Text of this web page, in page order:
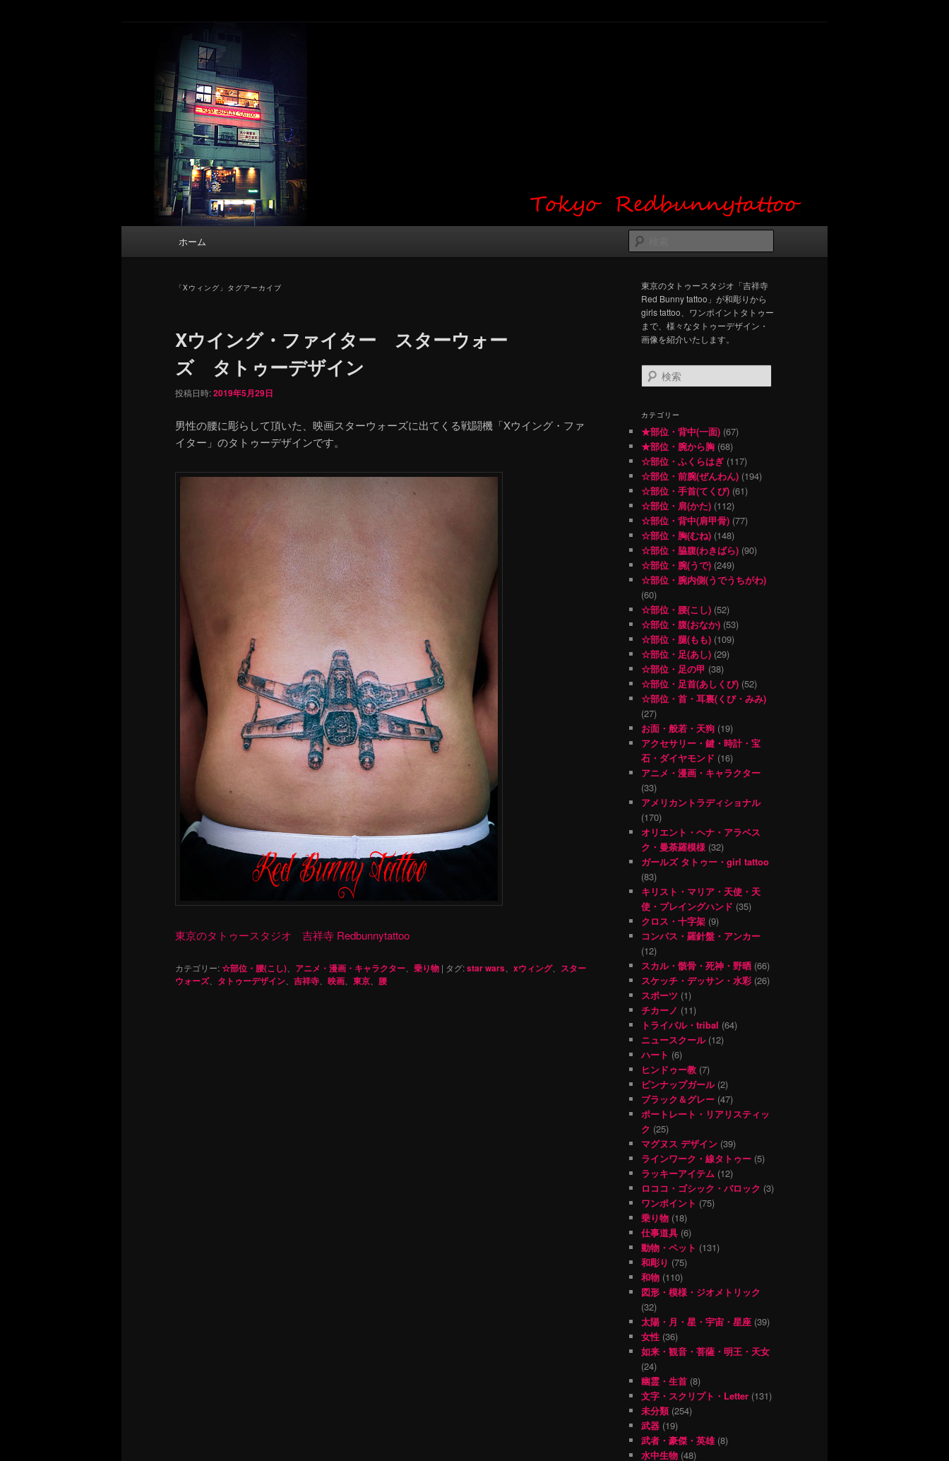
東京 タトゥースタジオ 吉祥寺 Red Bunny
Tattoo タトゥーデザイン・タトゥー画像
タトゥーデザイン・画像の紹介（和彫り・ワンポイント・girl tattoo）
索
ホーム
「Xウィング 」タグアーカイブ
Xウイング・ファイター スターウォー
ズ タトゥーデザイン
投稿日時:2019年5月29日
男性の腰に彫らして頂いた、映画スターウォーズに出てくる戦闘機「Xウイング・ファ
イター」のタトゥーデザインです。
東京のタトゥースタジオ 吉祥寺 Redbunnytattoo
カテゴリー:☆部位・腰(こし) アニメ・漫画・キャラクター 乗り物 | タグ:star wars xウィング、 スター
ウォーズ、 タトゥーデザイン 吉祥寺 映画 東京 腰
東京のタトゥースタジオ「吉祥寺
Red Bunny tattoo」が和彫りから
girls tattoo、ワンポイントタトゥー
まで、様々なタトゥーデザイン・
画像を紹介いたします。
検
索
カテゴリー
★部位・背中(一面) (67)
★部位・腕から胸 (68)
☆部位・ふくらはぎ (117)
☆部位・前腕(ぜんわん) (194)
☆部位・手首(てくび) (61)
☆部位・肩(かた) (112)
☆部位・背中(肩甲骨) (77)
☆部位・胸(むね) (148)
☆部位・脇腹(わきばら) (90)
☆部位・腕(うで) (249)
☆部位・腕内側(うでうちがわ)
(60)
☆部位・腰(こし) (52)
☆部位・腹(おなか) (53)
☆部位・腿(もも) (109)
☆部位・足(あし) (29)
☆部位・足の甲 (38)
☆部位・足首(あしくび) (52)
☆部位・首・耳裏(くび・みみ)
(27)
お面・般若・天狗 (19)
アクセサリー・鍵・時計・宝
石・ダイヤモンド (16)
アニメ・漫画・キャラクター
(33)
アメリカントラディショナル
(170)
オリエント・ヘナ・アラベス
ク・曼荼羅模様 (32)
ガールズ タトゥー・girl tattoo
(83)
キリスト・マリア・天使・天
使・プレイングハンド (35)
クロス・十字架 (9)
コンパス・羅針盤・アンカー
(12)
スカル・骸骨・死神・野晒 (66)
スケッチ・デッサン・水彩 (26)
スポーツ (1)
チカーノ (11)
トライバル・tribal (64)
ニュースクール(12)
ハート (6)
ヒンドゥー教 (7)
ピンナップガール(2)
ブラック＆グレー (47)
ポートレート・リアリスティッ
ク (25)
マグヌス デザイン (39)
ラインワーク・線タトゥー (5)
ラッキーアイテム (12)
ロココ・ゴシック・バロック (3)
ワンポイント (75)
乗り物 (18)
仕事道具 (6)
動物・ペット (131)
和彫り (75)
和物 (110)
図形・模様・ジオメトリック
(32)
太陽・月・星・宇宙・星座 (39)
女性 (36)
如来・観音・菩薩・明王・天女
(24)
幽霊・生首 (8)
文字・スクリプト・Letter (131)
未分類(254)
武器 (19)
武者・豪傑・英雄(8)
水中生物 (48)